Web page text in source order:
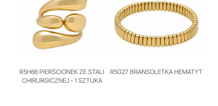
R5H66 PIERŚCIONEK ZE STALI
CHIRURGICZNEJ - 1 SZTUKA
R5G27 BRANSOLETKA HEMATYT